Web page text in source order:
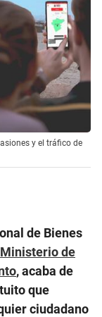
y el tráfico de
de Bienes
Ministerio de
, acaba de
que
ciudadano